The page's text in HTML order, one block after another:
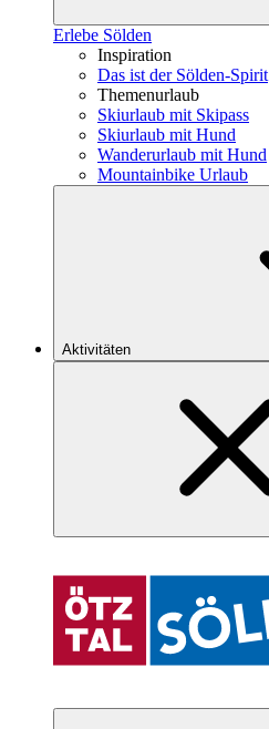
Erlebe Sölden
Inspiration
Das ist der Sölden-Spirit
Themenurlaub
Skiurlaub mit Skipass
Skiurlaub mit Hund
Wanderurlaub mit Hund
Mountainbike Urlaub
Aktivitäten